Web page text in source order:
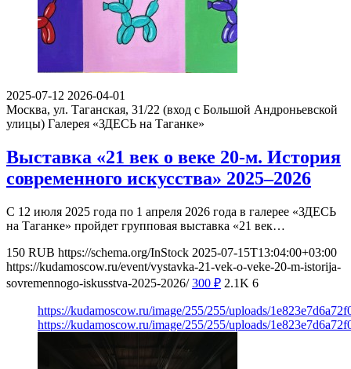
2025-07-12 2026-04-01
Москва, ул. Таганская, 31/22 (вход с Большой Андроньевской
улицы) Галерея «ЗДЕСЬ на Таганке»
Выставка «21 век о веке 20-м. История
современного искусства» 2025–2026
С 12 июля 2025 года по 1 апреля 2026 года в галерее «ЗДЕСЬ
на Таганке» пройдет групповая выставка «21 век…
150 RUB https://schema.org/InStock 2025-07-15T13:04:00+03:00
https://kudamoscow.ru/event/vystavka-21-vek-o-veke-20-m-istorija-
sovremennogo-iskusstva-2025-2026/ 300 ₽ 2.1K 6
https://kudamoscow.ru/image/255/255/uploads/
https://kudamoscow.ru/image/255/255/uploads/